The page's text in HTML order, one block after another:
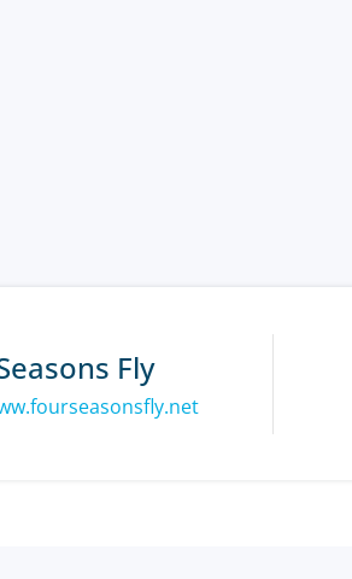
Fly